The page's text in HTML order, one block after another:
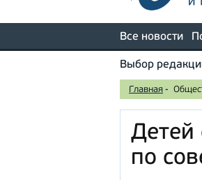
Все новости
Выбор
Главная -
Детей
по